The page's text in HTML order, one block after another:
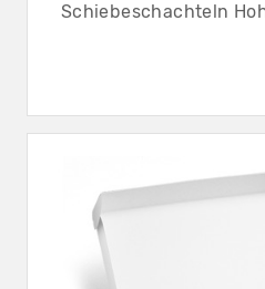
Schiebeschachteln